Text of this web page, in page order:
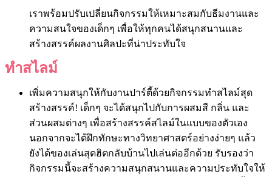
เราพร้อมปรับเปลี่ยนกิจกรรมให้เหมาะสมกับธีมงานและ
ความสนใจของเด็กๆ เพื่อให้ทุกคนได้สนุกสนานและ
สร้างสรรค์ผลงานศิลปะที่น่าประทับใจ
ทำสไลม์
เพิ่มความสนุกให้กับงานปาร์ตี้ด้วยกิจกรรมทำสไลม์สุด
สร้างสรรค์! เด็กๆ จะได้สนุกไปกับการผสมสี กลิ่น และ
ส่วนผสมต่างๆ เพื่อสร้างสรรค์สไลม์ในแบบของตัวเอง
นอกจากจะได้ฝึกทักษะทางวิทยาศาสตร์อย่างง่ายๆ แล้ว
ยังได้ของเล่นสุดฮิตกลับบ้านไปเล่นต่ออีกด้วย รับรองว่า
กิจกรรมนี้จะสร้างความสนุกสนานและความประทับใจให้